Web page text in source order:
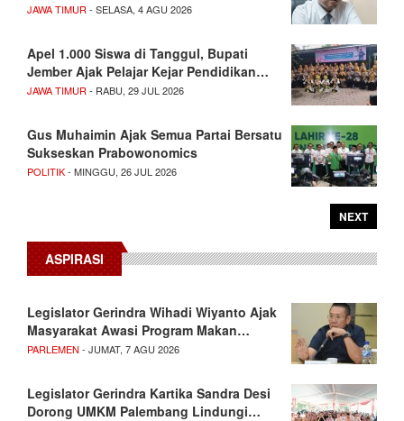
JAWA TIMUR - SELASA, 4 AGU 2026
Apel 1.000 Siswa di Tanggul, Bupati
Jember Ajak Pelajar Kejar Pendidikan…
JAWA TIMUR - RABU, 29 JUL 2026
Gus Muhaimin Ajak Semua Partai Bersatu
Sukseskan Prabowonomics
POLITIK- MINGGU, 26 JUL 2026
NEXT
ASPIRASI
Legislator Gerindra Wihadi Wiyanto Ajak
Masyarakat Awasi Program Makan…
PARLEMEN - JUMAT, 7 AGU 2026
Legislator Gerindra Kartika Sandra Desi
Dorong UMKM Palembang Lindungi…